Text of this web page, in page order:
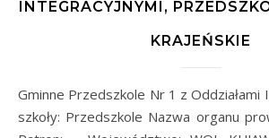
INTEGRACYJNYMI,
KRAJEŃSKIE
Gminne Przedszkole Nr 1 z Oddziałami Integracyjnymi Typ
szkoły: Przedszkole Nazwa organu